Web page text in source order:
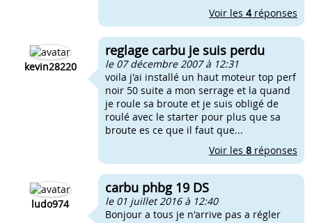
Voir les 4réponses
kevin28220
reglage carbu je suis perdu
le 07 décembre 2007 à 12:31
voila j'ai installé un haut moteur top perf
noir 50 suite a mon serrage et la quand
je roule sa broute et je suis obligé de
roulé avec le starter pour plus que sa
broute es ce que il faut que...
Voir les 8 réponses
ludo974
carbu phbg 19 DS
le 01 juillet 2016 à 12:40
Bonjour a tous je n'arrive pas a régler